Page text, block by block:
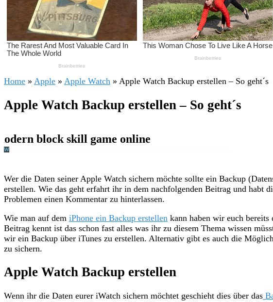
Home » Apple » Apple Watch » Apple Watch Backup erstellen – So geht´s
Apple Watch Backup erstellen – So geht´s
Wer die Daten seiner Apple Watch sichern möchte sollte ein Backup
erstellen. Wie das geht erfahrt ihr in dem nachfolgenden Beitrag und habt
Problemen einen Kommentar zu hinterlassen.
Wie man auf dem iPhone ein Backup erstellen kann haben wir euch
Beitrag kennt ist das schon fast alles was ihr zu diesem Thema wissen
wir ein Backup über iTunes zu erstellen. Alternativ gibt es auch die
zu sichern.
Apple Watch Backup erstellen
Wenn ihr die Daten eurer iWatch sichern möchtet geschieht dies über das